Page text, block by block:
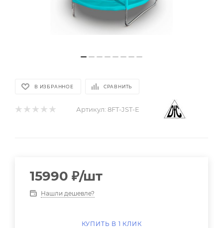
В ИЗБРАННОЕ СРАВНИТЬ
Артикул: 8FT-JST-E
15990 ₽/шт
Нашли дешевле?
КУПИТЬ В 1 КЛИК